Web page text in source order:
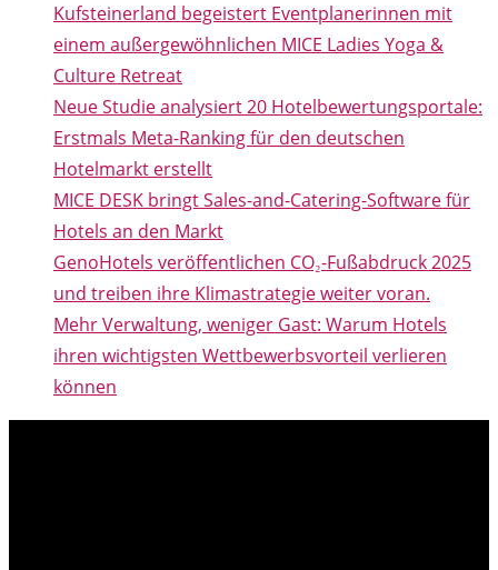
Kufsteinerland begeistert Eventplanerinnen mit
einem außergewöhnlichen MICE Ladies Yoga &
Culture Retreat
Neue Studie analysiert 20 Hotelbewertungsportale:
Erstmals Meta-Ranking für den deutschen
Hotelmarkt erstellt
MICE DESK bringt Sales-and-Catering-Software für
Hotels an den Markt
GenoHotels veröffentlichen CO₂-Fußabdruck 2025
und treiben ihre Klimastrategie weiter voran.
Mehr Verwaltung, weniger Gast: Warum Hotels
ihren wichtigsten Wettbewerbsvorteil verlieren
können